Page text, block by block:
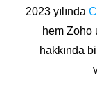
2023 yılında
hem Zoho
hakkında